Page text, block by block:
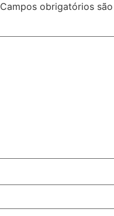
Campos obrigatórios